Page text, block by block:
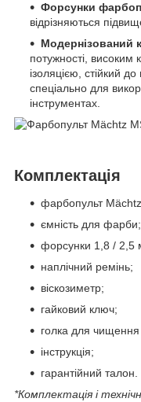
Форсунки
відрізняються
Модернізований
потужності, високим
ізоляцією, стійкий
спеціально для
інструментах.
Комплектація
фарбопульт
ємність для фарби;
форсунки 1,8 / 2,5
наплічний ремінь;
віскозиметр;
гайковий ключ;
голка для
інструкція;
гарантійний талон.
*Комплектація і